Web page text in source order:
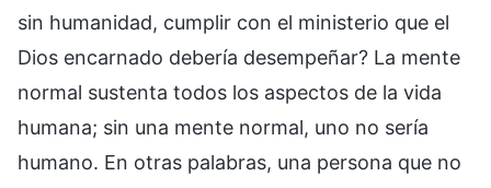
sin humanidad, cumplir con el ministerio que el
Dios encarnado debería desempeñar? La mente
normal sustenta todos los aspectos de la vida
humana; sin una mente normal, uno no sería
humano. En otras palabras, una persona que no